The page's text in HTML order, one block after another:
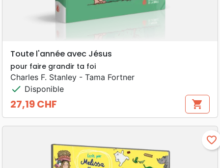
Toute l'année avec Jésus
pour faire grandir ta foi
Charles F. Stanley - Tama Fortner
check Disponible
Prix
27,19 CHF shopping_cart
favorite_border